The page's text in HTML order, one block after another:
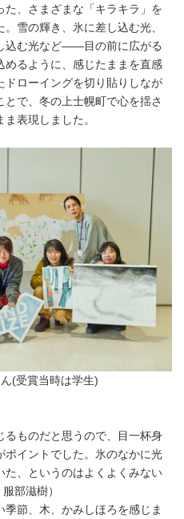
、さまざまな「キラキラ」を
雪の輝き、氷に差し込む光、
込む光など――目の前に広がる
めるように、感じたままを直感
ドローイングを切り貼りしなが
で、冬の上士幌町で心を揺さ
表現しました。
(受賞当時は学生)
るものだと思うので、目一杯身
ポイントでした。氷のなかに光
た、というのはよくよくみない
部滋樹）
季節、木、かみしほろを感じま